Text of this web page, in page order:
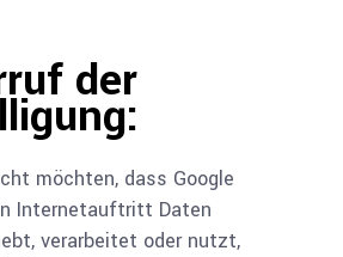
der
möchten, dass Google
Internetauftritt Daten
verarbeitet oder nutzt,